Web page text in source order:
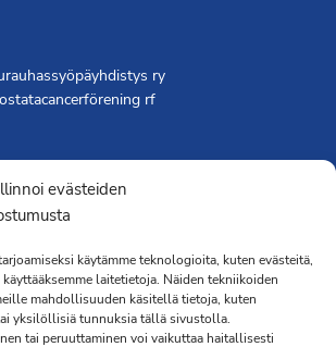
evästeiden
käytämme teknologioita, kuten evästeitä,
laitetietoja. Näiden tekniikoiden
mahdollisuuden käsitellä tietoja, kuten
yksilöllisiä tunnuksia tällä sivustolla.
tai peruuttaminen voi vaikuttaa haitallisesti
ry
rf
toimisto
00180 Helsinki
»